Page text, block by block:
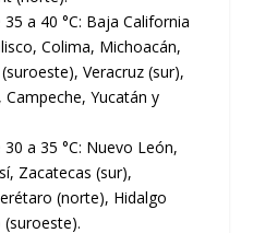
a 40 °C: Baja California
Colima, Michoacán,
Veracruz (sur),
Yucatán y
a 35 °C: Nuevo León,
Zacatecas (sur),
(norte), Hidalgo